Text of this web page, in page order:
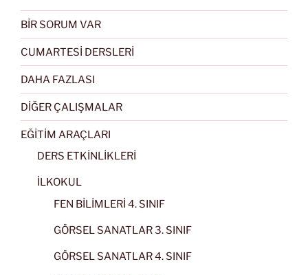
BİR SORUM VAR
CUMARTESİ DERSLERİ
DAHA FAZLASI
DİĞER ÇALIŞMALAR
EĞİTİM ARAÇLARI
DERS ETKİNLİKLERİ
İLKOKUL
FEN BİLİMLERİ 4. SINIF
GÖRSEL SANATLAR 3. SINIF
GÖRSEL SANATLAR 4. SINIF